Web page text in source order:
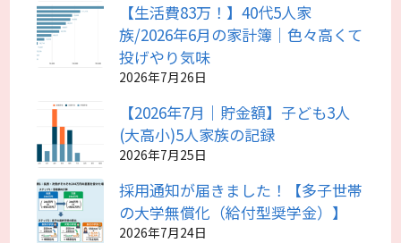
【生活費83万！】40代5人家
族/2026年6月の家計簿｜色々高くて
投げやり気味
2026年7月26日
【2026年7月｜貯金額】子ども3人
(大高小)5人家族の記録
2026年7月25日
採用通知が届きました！【多子世帯
の大学無償化（給付型奨学金）】
2026年7月24日